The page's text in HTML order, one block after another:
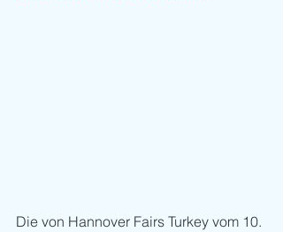
Die von Hannover Fairs Turkey vom 10.